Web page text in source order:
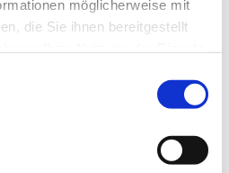
möglicherweise mit
die Sie ihnen bereitgestellt
gemeinsam an einer
Zukunft zu arbeiten. Jedes
🌍✨
Check, schnell und